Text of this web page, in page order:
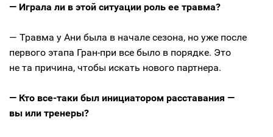
— Играла ли в этой ситуации роль ее травма?
— Травма у Ани была в начале сезона, но уже после
первого этапа Гран-при все было в порядке. Это
не та причина, чтобы искать нового партнера.
— Кто все-таки был инициатором расставания —
вы или тренеры?